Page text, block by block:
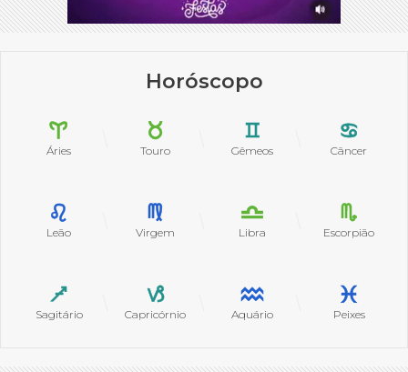
Horóscopo
Áries Touro Gêmeos Câncer
Leão Virgem Libra Escorpião
Sagitário Capricórnio Aquário Peixes